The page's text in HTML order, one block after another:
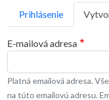
Primárne
Prihlásenie
E-mailová adresa
Platná emailová adresa.
na túto emailovú adresu.